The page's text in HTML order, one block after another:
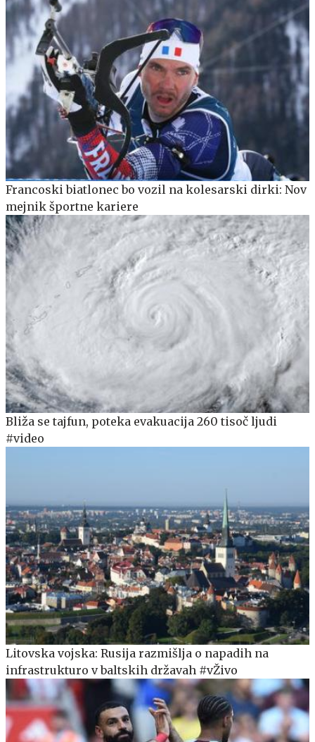
Francoski biatlonec bo vozil na kolesarski dirki: Nov
mejnik športne kariere
Bliža se tajfun, poteka evakuacija 260 tisoč ljudi
#video
Litovska vojska: Rusija razmišlja o napadih na
infrastrukturo v baltskih državah #vŽivo